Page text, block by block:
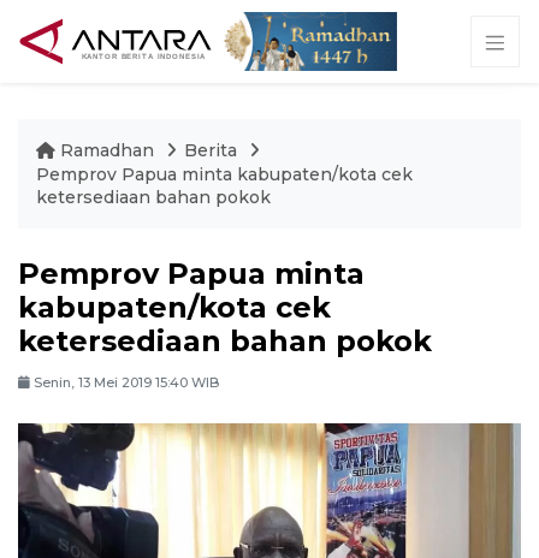
Ramadhan
Berita
Pemprov Papua minta kabupaten/kota cek
ketersediaan bahan pokok
Pemprov Papua minta
kabupaten/kota cek
ketersediaan bahan pokok
Senin, 13 Mei 2019 15:40 WIB